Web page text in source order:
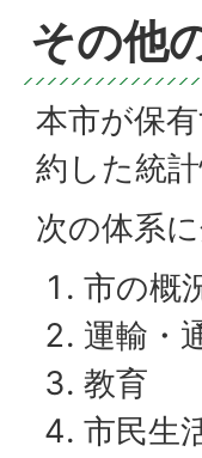
その他
本市が保
約した統計
次の体系
市の概
運輸・
教育
市民生